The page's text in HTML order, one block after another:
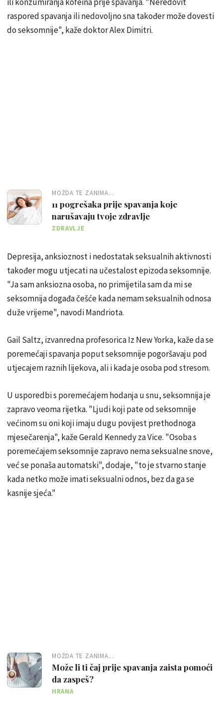
raspored spavanja ili nedovoljno sna također može dovesti
do seksomnije", kaže doktor Alex Dimitri.
MOŽDA TE ZANIMA...
11 pogrešaka prije spavanja koje
narušavaju tvoje zdravlje
ZDRAVLJE
Depresija, anksioznost i nedostatak seksualnih aktivnosti
također mogu utjecati na učestalost epizoda seksomnije.
"Ja sam anksiozna osoba, no primijetila sam da mi se
seksomnija događa češće kada nemam seksualnih odnosa
duže vrijeme", navodi Mandriota.
Gail Saltz, izvanredna profesorica Iz New Yorka, kaže da se
poremećaji spavanja poput seksomnije pogoršavaju pod
utjecajem raznih lijekova, ali i kada je osoba pod stresom.
U usporedbi s poremećajem hodanja u snu, seksomnija je
zapravo veoma rijetka. "Ljudi koji pate od seksomnije
većinom su oni koji imaju dugu povijest prethodnoga
mjesečarenja", kaže Gerald Kennedy za Vice. "Osoba s
poremećajem seksomnije zapravo nema seksualne snove,
već se ponaša automatski", dodaje, "to je stvarno stanje
kada netko može imati seksualni odnos, bez da ga se
kasnije sjeća."
MOŽDA TE ZANIMA...
Može li ti čaj prije spavanja zaista pomoći
da zaspeš?
HRANA